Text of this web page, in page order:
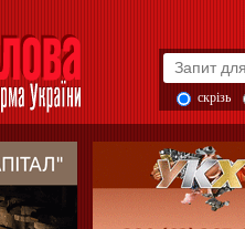
скрізь